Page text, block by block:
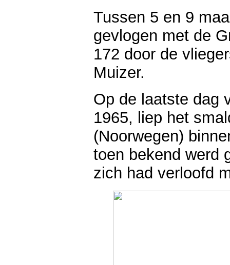
Tussen 5 en 9
gevlogen met de
172 door de
Muizer.
Op de laatste dag
1965, liep het
(Noorwegen)
toen bekend werd
zich had verloofd